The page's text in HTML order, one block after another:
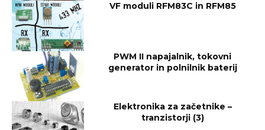
VF moduli RFM83C in RFM85
PWM II napajalnik, tokovni
generator in polnilnik baterij
Elektronika za začetnike –
tranzistorji (3)